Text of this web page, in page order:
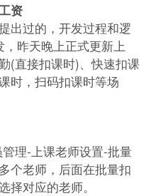
资
过的，开发过程和逻
昨天晚上正式更新上
(直接扣课时)、快速扣课
时，扫码扣课时等场
理-上课老师设置-批量
个老师，后面在批量扣
择对应的老师。